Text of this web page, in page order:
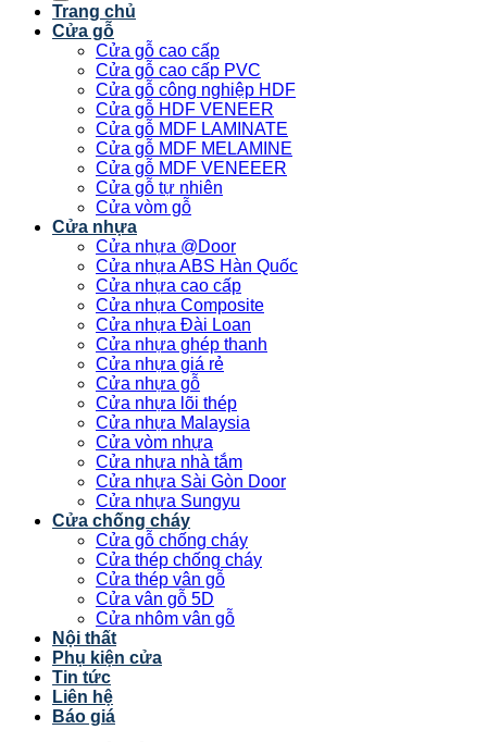
Trang chủ
Cửa gỗ
Cửa gỗ cao cấp
Cửa gỗ cao cấp PVC
Cửa gỗ công nghiệp HDF
Cửa gỗ HDF VENEER
Cửa gỗ MDF LAMINATE
Cửa gỗ MDF MELAMINE
Cửa gỗ MDF VENEEER
Cửa gỗ tự nhiên
Cửa vòm gỗ
Cửa nhựa
Cửa nhựa @Door
Cửa nhựa ABS Hàn Quốc
Cửa nhựa cao cấp
Cửa nhựa Composite
Cửa nhựa Đài Loan
Cửa nhựa ghép thanh
Cửa nhựa giá rẻ
Cửa nhựa gỗ
Cửa nhựa lõi thép
Cửa nhựa Malaysia
Cửa vòm nhựa
Cửa nhựa nhà tắm
Cửa nhựa Sài Gòn Door
Cửa nhựa Sungyu
Cửa chống cháy
Cửa gỗ chống cháy
Cửa thép chống cháy
Cửa thép vân gỗ
Cửa vân gỗ 5D
Cửa nhôm vân gỗ
Nội thất
Phụ kiện cửa
Tin tức
Liên hệ
Báo giá